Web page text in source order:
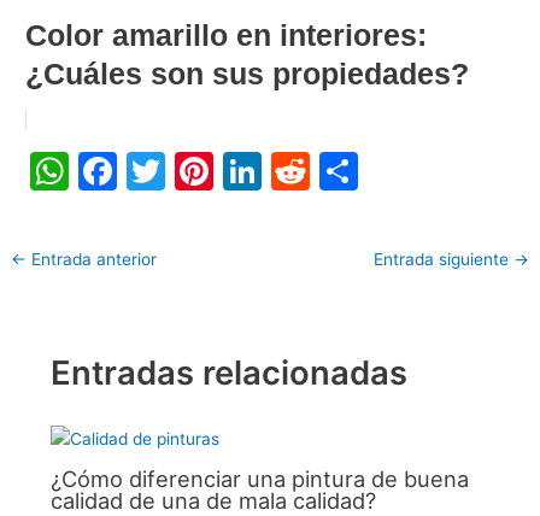
Color amarillo en interiores:
¿Cuáles son sus propiedades?
W
at
p
F
c
o
k
T
Pi Li
n
R
m
tir
← Entrada anterior Entrada siguiente →
Entradas relacionadas
¿Cómo diferenciar una pintura de buena
calidad de una de mala calidad?